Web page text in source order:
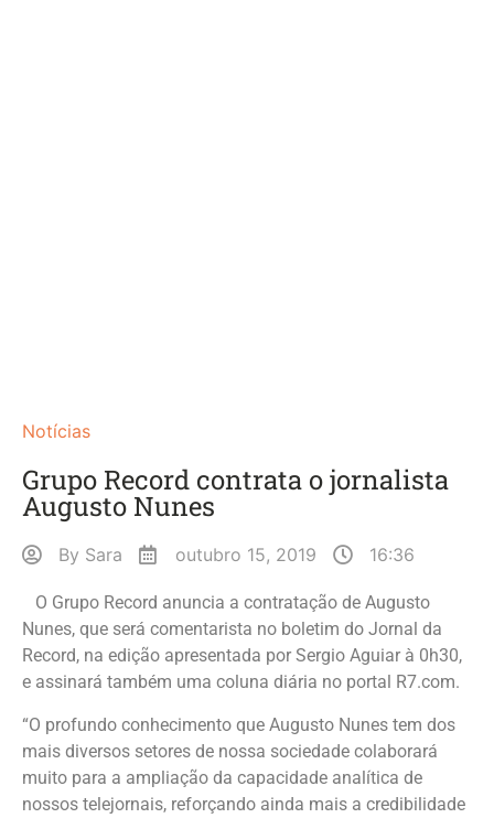
Notícias
Grupo Record contrata o jornalista
Augusto Nunes
By Sara outubro 15, 2019 16:36
O Grupo Record anuncia a contratação de Augusto
Nunes, que será comentarista no boletim do Jornal da
Record, na edição apresentada por Sergio Aguiar à 0h30,
e assinará também uma coluna diária no portal R7.com.
“O profundo conhecimento que Augusto Nunes tem dos
mais diversos setores de nossa sociedade colaborará
muito para a ampliação da capacidade analítica de
nossos telejornais, reforçando ainda mais a credibilidade